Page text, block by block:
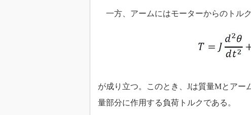
一方、アームにはモーターからのトル
が成り立つ。このとき、Jは質量Mとアー
量部分に作用する負荷トルクである。